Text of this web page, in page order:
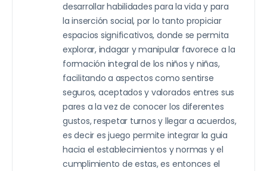
desarrollar habilidades para la vida y para
la inserción social, por lo tanto propiciar
espacios significativos, donde se permita
explorar, indagar y manipular favorece a la
formación integral de los niños y niñas,
facilitando a aspectos como sentirse
seguros, aceptados y valorados entres sus
pares a la vez de conocer los diferentes
gustos, respetar turnos y llegar a acuerdos,
es decir es juego permite integrar la guia
hacia el establecimientos y normas y el
cumplimiento de estas, es entonces el